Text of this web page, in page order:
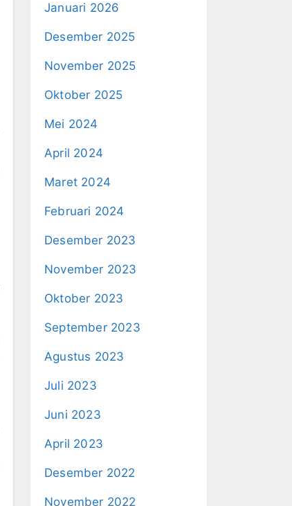
Januari 2026
Desember 2025
November 2025
Oktober 2025
Mei 2024
April 2024
Maret 2024
Februari 2024
Desember 2023
November 2023
Oktober 2023
September 2023
Agustus 2023
Juli 2023
Juni 2023
April 2023
Desember 2022
November 2022